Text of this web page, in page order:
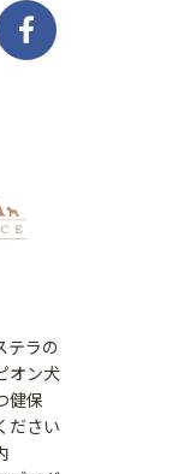
テラの
オン犬
健保
ださい